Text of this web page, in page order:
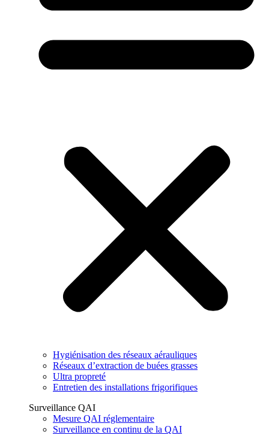
Hygiénisation des réseaux aérauliques
Réseaux d’extraction de buées grasses
Ultra propreté
Entretien des installations frigorifiques
Surveillance QAI
Mesure QAI réglementaire
Surveillance en continu de la QAI